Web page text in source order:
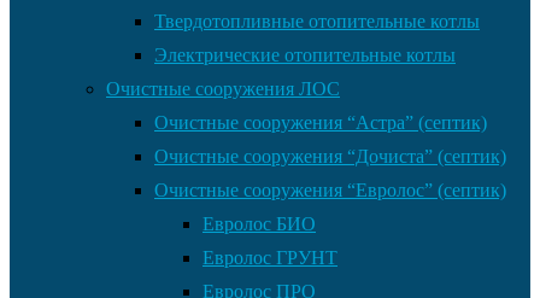
Твердотопливные отопительные котлы
Электрические отопительные котлы
Очистные сооружения ЛОС
Очистные сооружения “Астра” (септик)
Очистные сооружения “Дочиста” (септик)
Очистные сооружения “Евролос” (септик)
Евролос БИО
Евролос ГРУНТ
Евролос ПРО